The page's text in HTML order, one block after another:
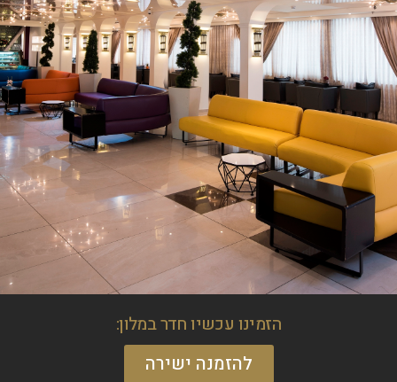
הזמינו עכשיו חדר במלון:
להזמנה ישירה